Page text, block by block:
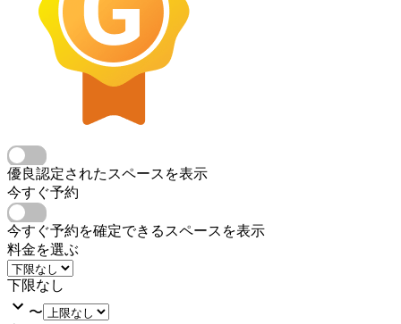
優良認定されたスペースを表示
今すぐ予約
今すぐ予約を確定できるスペースを表示
料金を選ぶ
下限なし
〜